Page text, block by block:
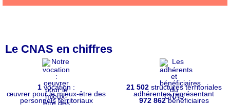
Le CNAS en chiffres
1 vocation :
œuvrer pour le mieux-être des
personnels territoriaux
21 502structures territoriales
adhérentes représentant
972 862bénéficiaires